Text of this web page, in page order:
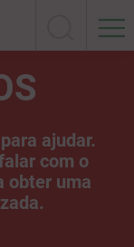
ajudar.
com o
obter uma